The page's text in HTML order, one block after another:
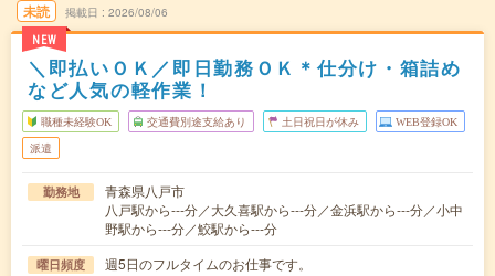
未読
NEW
掲載日 2026/08/06
＼即払いＯＫ／即日勤務ＯＫ＊仕分け・箱詰め
など人気の軽作業！
職種未経験OK 交通費別途支給あり 土日祝日が休み WEB登録OK
派遣
勤務地
青森県八戸市
八戸駅から---分／大久喜駅から---分／金浜駅から---分／小中
野駅から---分／鮫駅から---分
曜日頻度 週5日のフルタイムのお仕事です。